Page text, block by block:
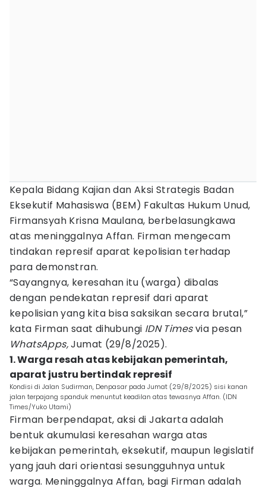
Kepala Bidang Kajian dan Aksi Strategis Badan
Eksekutif Mahasiswa (BEM) Fakultas Hukum Unud,
Firmansyah Krisna Maulana, berbelasungkawa
atas meninggalnya Affan. Firman mengecam
tindakan represif aparat kepolisian terhadap
para demonstran.
“Sayangnya, keresahan itu (warga) dibalas
dengan pendekatan represif dari aparat
kepolisian yang kita bisa saksikan secara brutal,”
kata Firman saat dihubungi IDN Timesvia pesan
WhatsApps,Jumat (29/8/2025).
1. Warga resah atas kebijakan pemerintah,
aparat justru bertindak represif
Kondisi di Jalan Sudirman, Denpasar pada Jumat (29/8/2025) sisi kanan
jalan terpajang spanduk menuntut keadilan atas tewasnya Affan. (IDN
Times/Yuko Utami)
Firman berpendapat, aksi di Jakarta adalah
bentuk akumulasi keresahan warga atas
kebijakan pemerintah, eksekutif, maupun legislatif
yang jauh dari orientasi sesungguhnya untuk
warga. Meninggalnya Affan, bagi Firman adalah